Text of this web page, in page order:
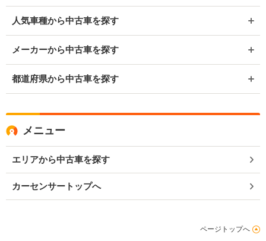
人気車種から中古車を探す
メーカーから中古車を探す
都道府県から中古車を探す
メニュー
エリアから中古車を探す
カーセンサートップへ
ページトップへ